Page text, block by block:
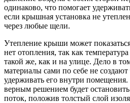
одинаково, что помогает
если крышная установка не
через любые щели.
Утепление крыши может
нет отопления, так как
такой же, как и на улице. Дело в
материалы сами по себе не
удерживать его внутри
верным решением будет
поток, положив толстый слой